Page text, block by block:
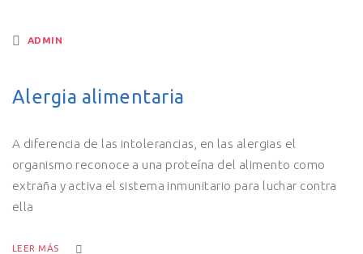
ADMIN
Alergia alimentaria
A diferencia de las intolerancias, en las alergias el
organismo reconoce a una proteína del alimento como
extraña y activa el sistema inmunitario para luchar contra
ella
LEER MÁS